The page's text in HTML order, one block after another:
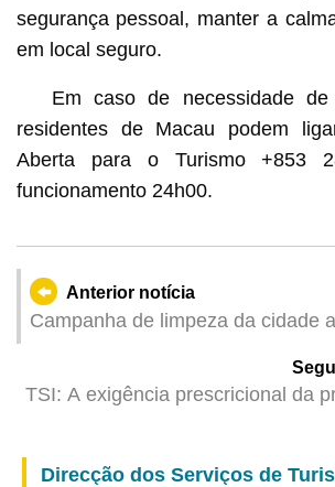
segurança pessoal, manter a
em local seguro.
Em caso de necessidade de
residentes de Macau podem
Aberta para o Turismo +853
funcionamento 24h00.
Anterior notícia
Campanha de limpeza da cidade
próximo mês, em colaboração
sociedade para criar uma
bela
TSI: A exigência prescricional da
da qualificação profissional de
Direcção dos Serviços de